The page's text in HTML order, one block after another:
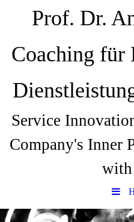
Prof. Dr.
Coaching für
Service
Company's Inner